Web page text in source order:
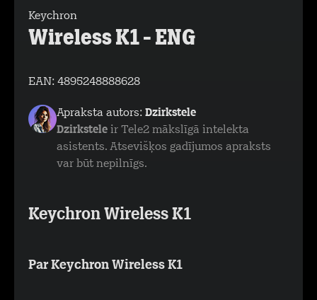
Keychron
Wireless K1 - ENG
EAN: 4895248888628
Apraksta autors: Dzirkstele
Dzirkstele ir Tele2 mākslīgā intelekta
asistents. Atsevišķos gadījumos apraksts
var būt nepilnīgs.
Keychron Wireless K1
Par Keychron Wireless K1